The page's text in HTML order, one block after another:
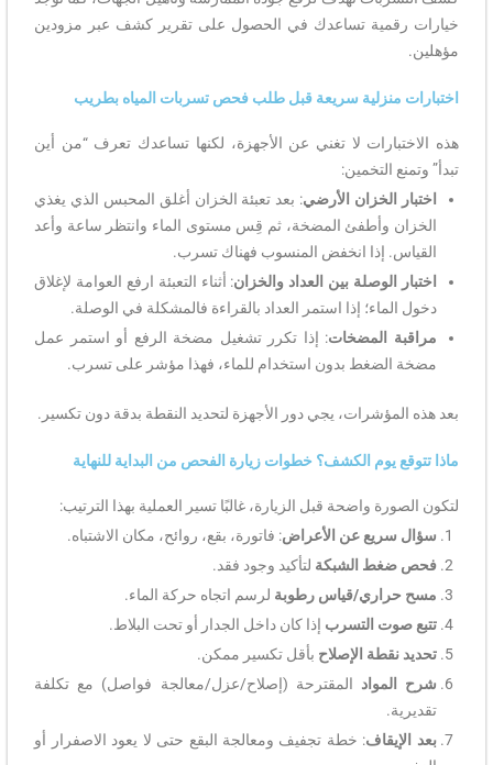
خيارات رقمية تساعدك في الحصول على تقرير كشف عبر مزودين
مؤهلين.
اختبارات منزلية سريعة قبل طلب فحص تسربات المياه بطريب
هذه الاختبارات لا تغني عن الأجهزة، لكنها تساعدك تعرف “من أين
تبدأ” وتمنع التخمين:
اختبار الخزان الأرضي: بعد تعبئة الخزان أغلق المحبس الذي يغذي
الخزان وأطفئ المضخة، ثم قِس مستوى الماء وانتظر ساعة وأعد
القياس. إذا انخفض المنسوب فهناك تسرب.
اختبار الوصلة بين العداد والخزان: أثناء التعبئة ارفع العوامة لإغلاق
دخول الماء؛ إذا استمر العداد بالقراءة فالمشكلة في الوصلة.
مراقبة المضخات: إذا تكرر تشغيل مضخة الرفع أو استمر عمل
مضخة الضغط بدون استخدام للماء، فهذا مؤشر على تسرب.
بعد هذه المؤشرات، يجي دور الأجهزة لتحديد النقطة بدقة دون تكسير.
ماذا تتوقع يوم الكشف؟ خطوات زيارة الفحص من البداية للنهاية
لتكون الصورة واضحة قبل الزيارة، غالبًا تسير العملية بهذا الترتيب:
سؤال سريع عن الأعراض: فاتورة، بقع، روائح، مكان الاشتباه.
فحص ضغط الشبكة لتأكيد وجود فقد.
مسح حراري/قياس رطوبة لرسم اتجاه حركة الماء.
تتبع صوت التسرب إذا كان داخل الجدار أو تحت البلاط.
تحديد نقطة الإصلاح بأقل تكسير ممكن.
شرح المواد المقترحة (إصلاح/عزل/معالجة فواصل) مع تكلفة
تقديرية.
بعد الإيقاف: خطة تجفيف ومعالجة البقع حتى لا يعود الاصفرار أو